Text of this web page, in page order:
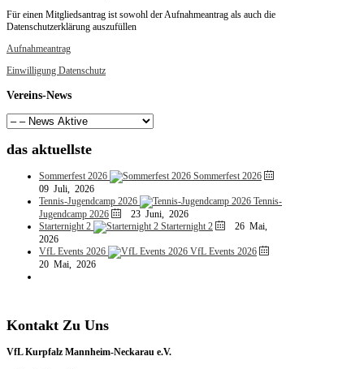
Für einen Mitgliedsantrag ist sowohl der Aufnahmeantrag als auch die
Datenschutzerklärung auszufüllen
Aufnahmeantrag
Einwilligung Datenschutz
Vereins-News
das aktuellste
Sommerfest 2026 Sommerfest 2026
09 Juli, 2026
Tennis-Jugendcamp 2026
Tennis-
Jugendcamp 2026
23 Juni, 2026
Starternight 2 Starternight 2
26 Mai,
2026
VfL Events 2026 VfL Events 2026
20 Mai, 2026
Kontakt Zu Uns
VfL Kurpfalz Mannheim-Neckarau e.V.